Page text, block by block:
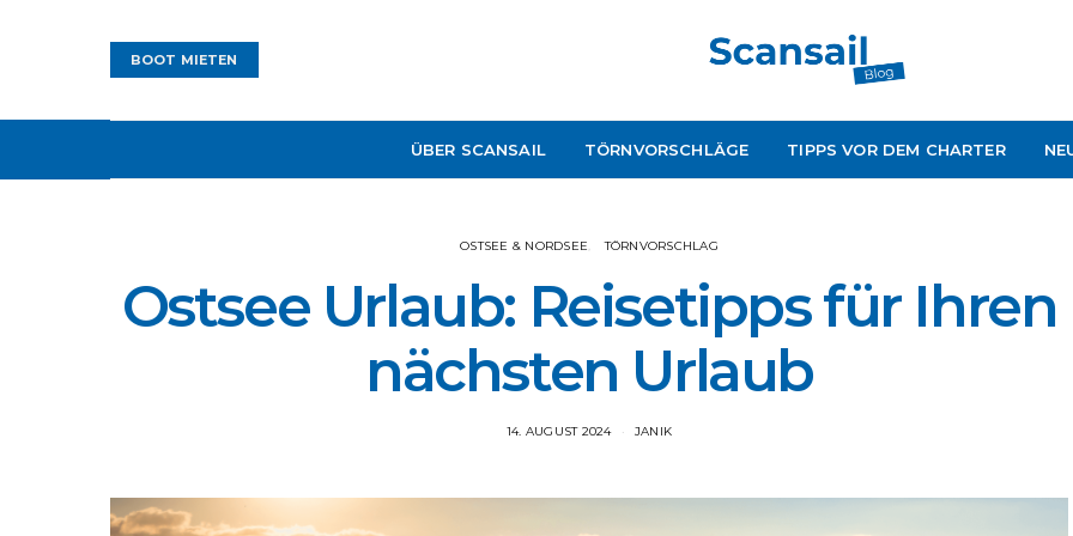
BOOT MIETEN
ÜBER SCANSAIL TÖRNVORSCHLÄGE TIPPS VOR DEM CHARTER
OSTSEE & NORDSEE TÖRNVORSCHLAG
Ostsee Urlaub: Reisetipps für Ihren
nächsten Urlaub
14. AUGUST 2024 JANIK